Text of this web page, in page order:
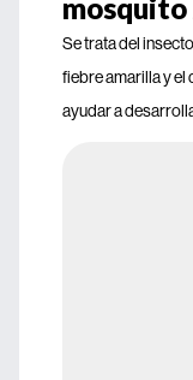
Se trata del
fiebre amarilla y el
ayudar a